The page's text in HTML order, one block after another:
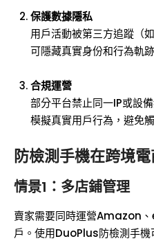
保護數據隱私
用戶活動被第三方追蹤（
可隱藏真實身份和行為軌跡
合規運營
部分平台禁止同一IP或設
模擬真實用戶行為，避免
防檢測手機在跨境
情景1：多店鋪管理
賣家需要同時運營Amazon
戶。使用DuoPlus防檢測手